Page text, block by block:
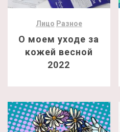
Лицо Разное
О моем уходе за
кожей весной
2022